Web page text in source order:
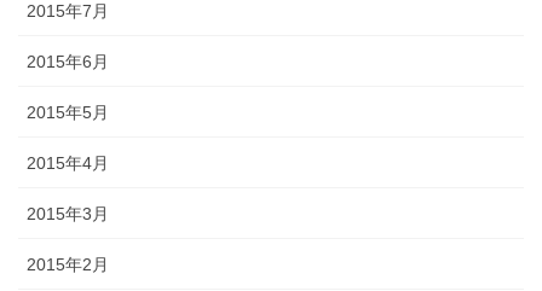
2015年7月
2015年6月
2015年5月
2015年4月
2015年3月
2015年2月